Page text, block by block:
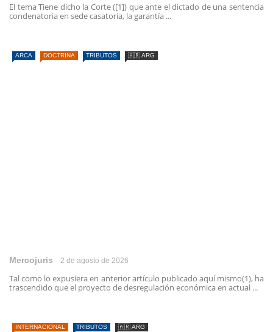
El tema Tiene dicho la Corte ([1]) que ante el dictado de una sentencia
condenatoria en sede casatoria, la garantía ...
ARCA DOCTRINA TRIBUTOS 🇦🇷 ARG
Mercojuris 2 de agosto de 2026
Tal como lo expusiera en anterior artículo publicado aquí mismo(1), ha
trascendido que el proyecto de desregulación económica en actual ...
INTERNACIONAL TRIBUTOS 🇦🇷 ARG